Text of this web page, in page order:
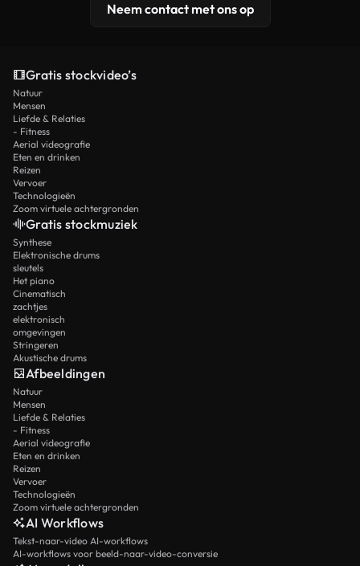
Neem contact met ons op
Gratis stockvideo’s
Natuur
Mensen
Liefde & Relaties
- Fitness
Aerial videografie
Eten en drinken
Reizen
Vervoer
Technologieën
Zoom virtuele achtergronden
Gratis stockmuziek
Synthese
Elektronische drums
sleutels
Het piano
Cinematisch
zachtjes
elektronisch
omgevingen
Stringeren
Akustische drums
Afbeeldingen
Natuur
Mensen
Liefde & Relaties
- Fitness
Aerial videografie
Eten en drinken
Reizen
Vervoer
Technologieën
Zoom virtuele achtergronden
AI Workflows
Tekst-naar-video AI-workflows
AI-workflows voor beeld-naar-video-conversie